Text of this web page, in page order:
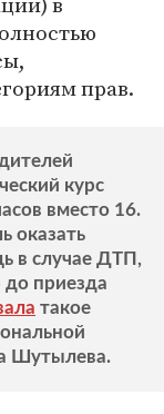
прав.
курс
вместо 16.
оказать
в случае ДТП,
приезда
такое
Шутылева.